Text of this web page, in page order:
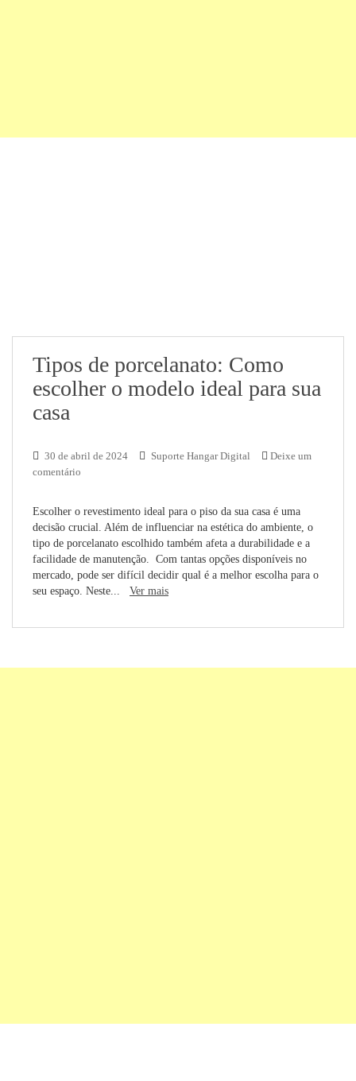
Tipos de porcelanato: Como
escolher o modelo ideal para sua
casa
30 de abril de 2024 Suporte Hangar Digital
Deixe um
comentário
Escolher o revestimento ideal para o piso da sua casa é uma
decisão crucial. Além de influenciar na estética do ambiente, o
tipo de porcelanato escolhido também afeta a durabilidade e a
facilidade de manutenção. Com tantas opções disponíveis no
mercado, pode ser difícil decidir qual é a melhor escolha para o
seu espaço. Neste... Ver mais